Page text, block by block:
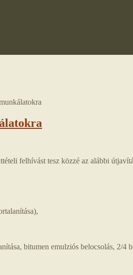
felhívást tesz közzé az alábbi
bitumen emulziós belocsolás, 2/